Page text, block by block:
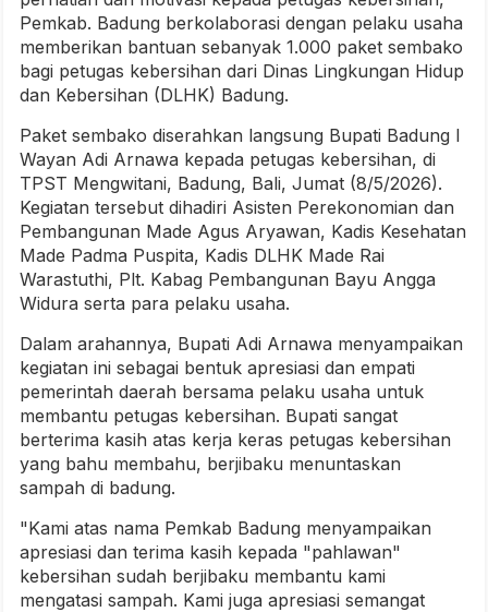
Pemkab. Badung berkolaborasi dengan pelaku usaha
memberikan bantuan sebanyak 1.000 paket sembako
bagi petugas kebersihan dari Dinas Lingkungan Hidup
dan Kebersihan (DLHK) Badung.
Paket sembako diserahkan langsung Bupati Badung I
Wayan Adi Arnawa kepada petugas kebersihan, di
TPST Mengwitani, Badung, Bali, Jumat (8/5/2026).
Kegiatan tersebut dihadiri Asisten Perekonomian dan
Pembangunan Made Agus Aryawan, Kadis Kesehatan
Made Padma Puspita, Kadis DLHK Made Rai
Warastuthi, Plt. Kabag Pembangunan Bayu Angga
Widura serta para pelaku usaha.
Dalam arahannya, Bupati Adi Arnawa menyampaikan
kegiatan ini sebagai bentuk apresiasi dan empati
pemerintah daerah bersama pelaku usaha untuk
membantu petugas kebersihan. Bupati sangat
berterima kasih atas kerja keras petugas kebersihan
yang bahu membahu, berjibaku menuntaskan
sampah di badung.
"Kami atas nama Pemkab Badung menyampaikan
apresiasi dan terima kasih kepada "pahlawan"
kebersihan sudah berjibaku membantu kami
mengatasi sampah. Kami juga apresiasi semangat